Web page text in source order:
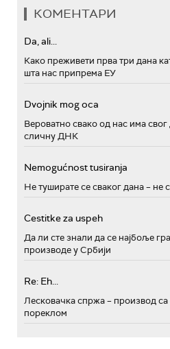
КОМЕНТАРИ
Da, ali...
Како преживети прва три дана
шта нас припрема ЕУ
Dvojnik mog oca
Вероватно свако од нас има свог
сличну ДНК
Nemogućnost tusiranja
Не туширате се сваког дана – не
Cestitke za uspeh
Да ли сте знали да се најбоље
производе у Србији
Re: Eh...
Лесковачка спржа – производ
пореклом